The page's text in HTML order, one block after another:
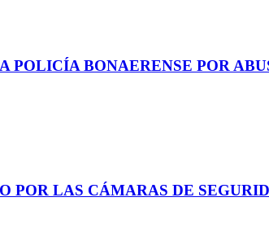
BONAERENSE POR
POR LAS CÁMARAS DE